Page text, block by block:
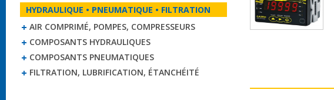
HYDRAULIQUE • PNEUMATIQUE • FILTRATION
AIR COMPRIMÉ, POMPES, COMPRESSEURS
COMPOSANTS HYDRAULIQUES
COMPOSANTS PNEUMATIQUES
FILTRATION, LUBRIFICATION, ÉTANCHÉITÉ